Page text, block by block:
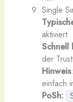
Single
aktiviert
Schnell
der
Hinweis
einfach
PoSh: